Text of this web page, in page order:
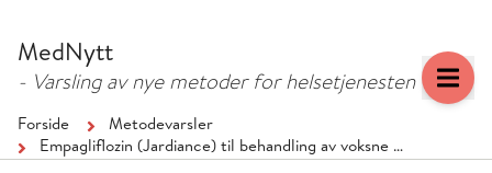
MedNytt
- Varsling av nye metoder for helsetjenesten
Forside
Metodevarsler
Empagliflozin (Jardiance) til behandling av voksne …